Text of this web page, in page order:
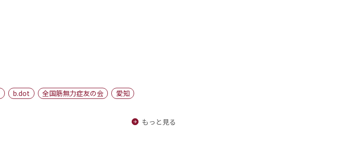
棋王戦
b.dot 全国筋無力症友の会
愛知
もっと見る